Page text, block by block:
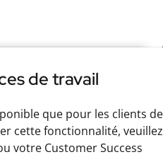
de travail
que pour les clients de
cette fonctionnalité, veuillez
votre Customer Success